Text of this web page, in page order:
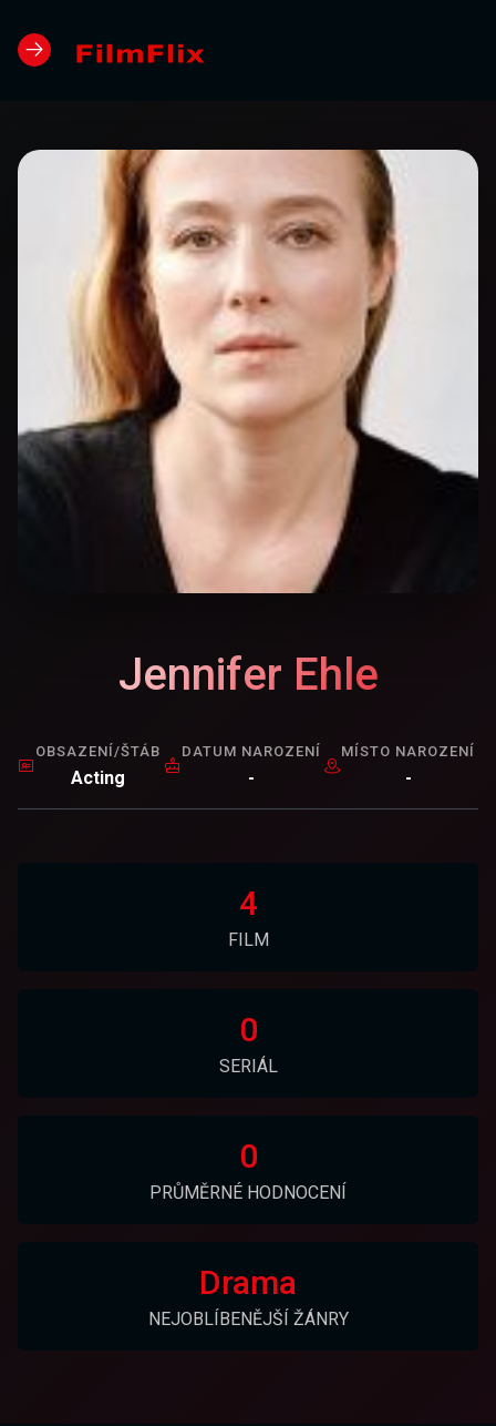
Jennifer Ehle
OBSAZENÍ/ŠTÁB
Acting
DATUM NAROZENÍ
-
MÍSTO NAROZENÍ
-
4
FILM
0
SERIÁL
0
PRŮMĚRNÉ HODNOCENÍ
Drama
NEJOBLÍBENĚJŠÍ ŽÁNRY